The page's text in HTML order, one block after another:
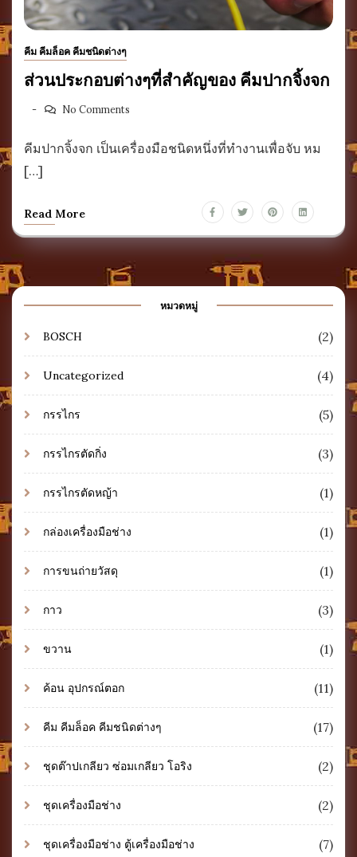
คีม คีมล็อค คีมชนิดต่างๆ
ส่วนประกอบต่างๆที่สำคัญของ คีมปากจิ้งจก
No Comments
คีมปากจิ้งจก เป็นเครื่องมือชนิดหนึ่งที่ทำงานเพื่อจับ หม
[…]
Read More
หมวดหมู่
BOSCH (2)
Uncategorized (4)
กรรไกร (5)
กรรไกรตัดกิ่ง (3)
กรรไกรตัดหญ้า (1)
กล่องเครื่องมือช่าง (1)
การขนถ่ายวัสดุ (1)
กาว (3)
ขวาน (1)
ค้อน อุปกรณ์ตอก (11)
คีม คีมล็อค คีมชนิดต่างๆ (17)
ชุดต๊าปเกลียว ซ่อมเกลียว โอริง (2)
ชุดเครื่องมือช่าง (2)
ชุดเครื่องมือช่าง ตู้เครื่องมือช่าง (7)